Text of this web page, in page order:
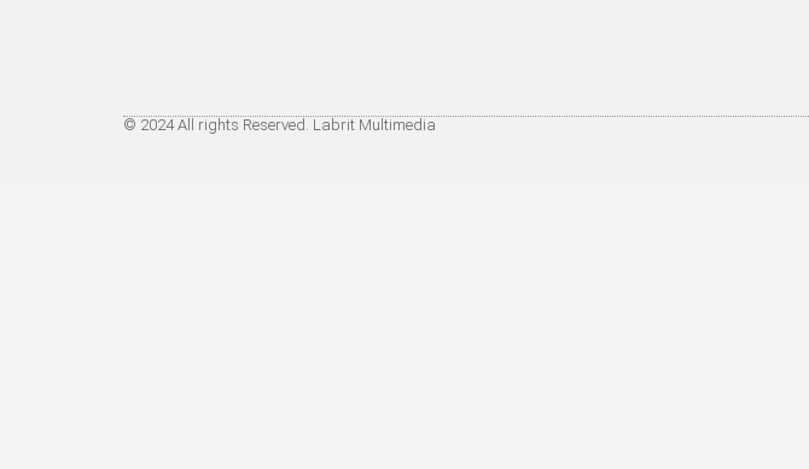
© 2024 All rights Reserved. Labrit Multimedia